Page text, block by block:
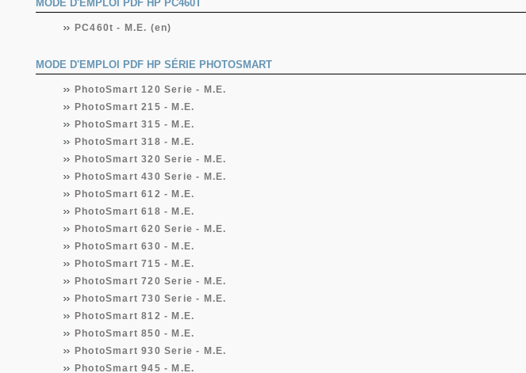
MODE D'EMPLOI PDF HP PC460T
PC460t - M.E. (en)
MODE D'EMPLOI PDF HP SÉRIE PHOTOSMART
PhotoSmart 120 Serie - M.E.
PhotoSmart 215 - M.E.
PhotoSmart 315 - M.E.
PhotoSmart 318 - M.E.
PhotoSmart 320 Serie - M.E.
PhotoSmart 430 Serie - M.E.
PhotoSmart 612 - M.E.
PhotoSmart 618 - M.E.
PhotoSmart 620 Serie - M.E.
PhotoSmart 630 - M.E.
PhotoSmart 715 - M.E.
PhotoSmart 720 Serie - M.E.
PhotoSmart 730 Serie - M.E.
PhotoSmart 812 - M.E.
PhotoSmart 850 - M.E.
PhotoSmart 930 Serie - M.E.
PhotoSmart 945 - M.E.